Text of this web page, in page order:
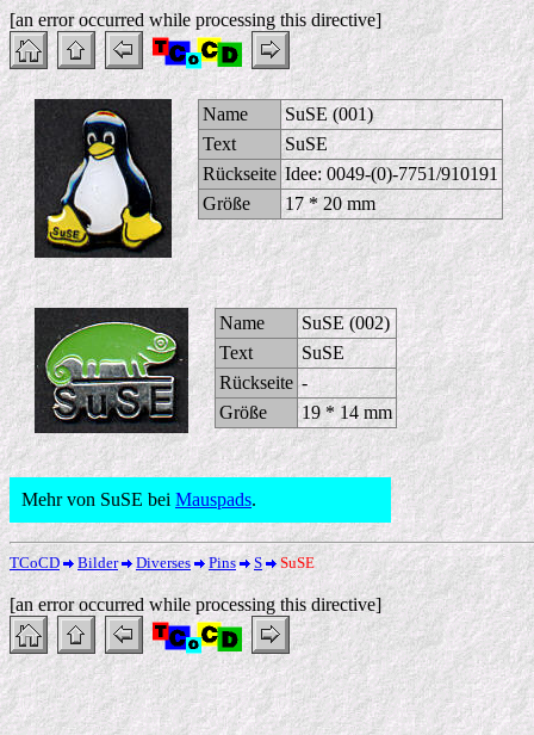
[an error occurred while processing this directive]
Name
SuSE (001)
Text
SuSE
Rückseite Idee: 0049-(0)-7751/910191
Größe
17 * 20 mm
Name
SuSE (002)
Text
SuSE
Rückseite -
Größe
19 * 14 mm
Mehr von SuSE bei Mauspads.
TCoCD Bilder Diverses Pins S SuSE
[an error occurred while processing this directive]